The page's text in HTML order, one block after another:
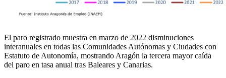
El paro registrado muestra en marzo de 2022 disminuciones
interanuales en todas las Comunidades Autónomas y Ciudades con
Estatuto de Autonomía, mostrando Aragón la tercera mayor caída
del paro en tasa anual tras Baleares y Canarias.